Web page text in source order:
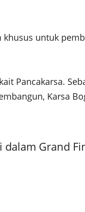
khusus untuk
Pancakarsa.
Karsa
Grand